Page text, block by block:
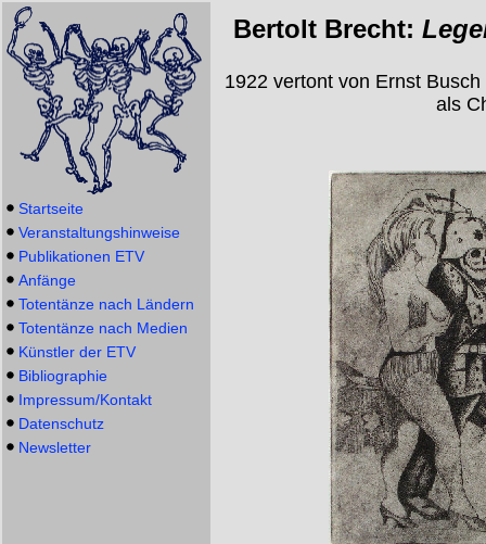
Startseite
Veranstaltungshinweise
Publikationen ETV
Anfänge
Totentänze nach Ländern
Totentänze nach Medien
Künstler der ETV
Bibliographie
Impressum/Kontakt
Datenschutz
Newsletter
Bertolt Brecht:
1922 vertont von Ernst
als